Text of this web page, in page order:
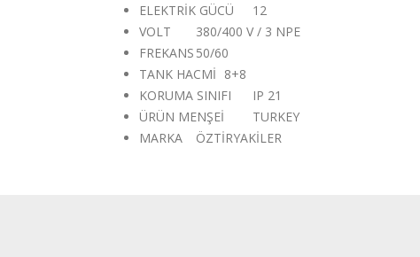
ELEKTRİK GÜCÜ
12
VOLT
380/400 V / 3 NPE
FREKANS 50/60
TANK HACMİ 8+8
KORUMA SINIFI
IP 21
ÜRÜN MENŞEİ
TURKEY
MARKA
ÖZTİRYAKİLER